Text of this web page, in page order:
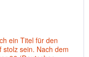
ein Titel für den
sein. Nach dem